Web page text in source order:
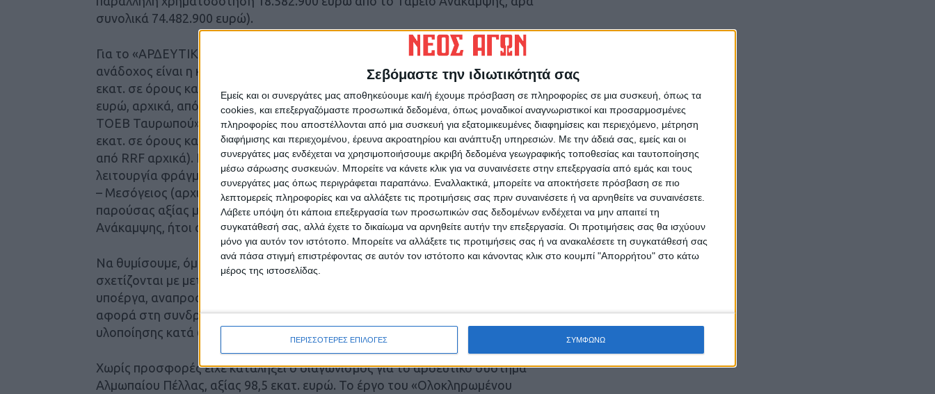
Σεβόμαστε την ιδιωτικότητά σας
Εμείς και οι συνεργάτες μας αποθηκεύουμε και/ή έχουμε πρόσβαση σε πληροφορίες σε μια συσκευή, όπως τα
cookies, και επεξεργαζόμαστε προσωπικά δεδομένα, όπως μοναδικοί αναγνωριστικοί και προσαρμοσμένες
πληροφορίες που αποστέλλονται από μια συσκευή για εξατομικευμένες διαφημίσεις και περιεχόμενο, μέτρηση
διαφήμισης και περιεχομένου, έρευνα ακροατηρίου και ανάπτυξη υπηρεσιών. Με την άδειά σας, εμείς και οι
συνεργάτες μας ενδέχεται να χρησιμοποιήσουμε ακριβή δεδομένα γεωγραφικής τοποθεσίας και ταυτοποίησης
μέσω σάρωσης συσκευών. Μπορείτε να κάνετε κλικ για να συναινέσετε στην επεξεργασία από εμάς και τους
συνεργάτες μας όπως περιγράφεται παραπάνω. Εναλλακτικά, μπορείτε να αποκτήσετε πρόσβαση σε πιο
λεπτομερείς πληροφορίες και να αλλάξετε τις προτιμήσεις σας πριν συναινέσετε ή να αρνηθείτε να συναινέσετε.
Λάβετε υπόψη ότι κάποια επεξεργασία των προσωπικών σας δεδομένων ενδέχεται να μην απαιτεί τη
συγκατάθεσή σας, αλλά έχετε το δικαίωμα να αρνηθείτε αυτήν την επεξεργασία. Οι προτιμήσεις σας θα ισχύουν
μόνο για αυτόν τον ιστότοπο. Μπορείτε να αλλάξετε τις προτιμήσεις σας ή να ανακαλέσετε τη συγκατάθεσή σας
ανά πάσα στιγμή επιστρέφοντας σε αυτόν τον ιστότοπο και κάνοντας κλικ στο κουμπί "Απορρήτου" στο κάτω
μέρος της ιστοσελίδας.
ΠΕΡΙΣΣΟΤΕΡΕΣ ΕΠΙΛΟΓΕΣ ΣΥΜΦΩΝΩ
συνολικά 74.482.900 ευρώ).
Για το «ΑΡΔΕΥΤΙΚΟ ΔΙΚΤΥΟ ΥΠΕΡΕΙΑΣ Ν.ΛΑΡΙΣΑΣ-ΟΡΦΑΝΩΝ Ν.ΚΑΡΔΙΤΣΑΣ»
ανάδοχος είναι η κοινοπραξία Metlen– Μεσόγειος (αρχική σύμβασης ύψους 107,2
εκατ. σε όρους καθαρής παρούσας αξίας με παράλληλη χρηματοδότηση 24 εκατ.
ευρώ, αρχικά, από RRF). Για το έργο «Εκσυγχρονισμός αρδευτικού δικτύου του
ΤΟΕΒ Ταυρωπού» ανάδοχος είναι το σχήμα ΑΒΑΞ – ΑΚΤΩΡ Παραχωρήσεις (105,4
εκατ. σε όρους καθαρής παρούσας αξίας, με παράλληλη χρηματοδότηση 34,2 εκατ.
από RRF αρχικά). Για το έργο «Μελέτη, κατασκευή, χρηματοδότηση, συντήρηση και
λειτουργία φράγματος Μιναγιώτικου» ανάδοχο είναι το σχήμα Metlen – Aktor Group
– Μεσόγειος (αρχικού προϋπολογισμού 96.494.657,15 ευρώ σε όρους καθαρής
παρούσας αξίας με παράλληλη χρηματοδότηση 29.550.000 ευρώ από το Ταμείο
Ανάκαμψης, ήτοι συνολικά 126.044.657,15 ευρώ).
Να θυμίσουμε, όμως, ότι ήδη έχουν γίνει και τροποποιήσεις στα έργα που
σχετίζονται με μεταβολές – προσθήκες στο τεχνικό τους αντικείμενο με νέα
υποέργα, αναπροσαρμογές ανοδικές (έως και 10%) στους προϋπολογισμούς σε ό,τι
αφορά στη συνδρομή του RRF αλλά και μεταθέσεις της χρονικής διάρκειας
υλοποίησης κατά 6 μήνες, έως τις 30/06/2026.
Χωρίς προσφορές είχε καταλήξει ο διαγωνισμός για το αρδευτικό σύστημα
Αλμωπαίου Πέλλας, αξίας 98,5 εκατ. ευρώ. Το έργο του «Ολοκληρωμένου